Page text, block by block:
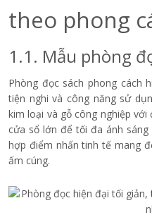
theo phong
1.1. Mẫu phòng
Phòng đọc sách phong cách
tiện nghi và công năng sử
kim loại và gỗ công nghiệp
cửa sổ lớn để tối đa ánh
hợp điểm nhấn tinh tế mang
ấm cúng.